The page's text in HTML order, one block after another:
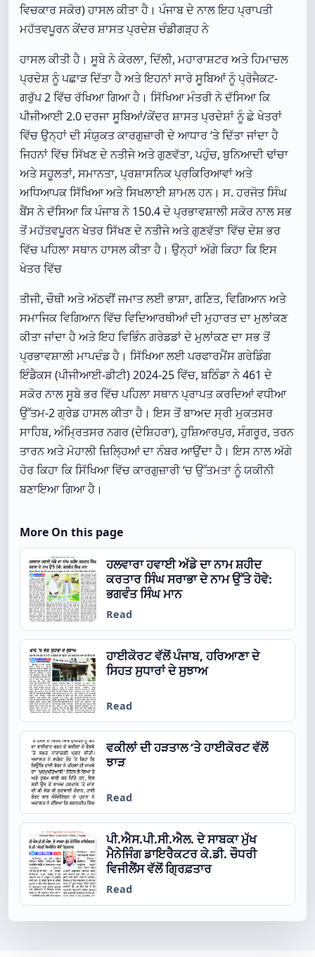
ਵਿਚਕਾਰ ਸਕੋਰ) ਹਾਸਲ ਕੀਤਾ ਹੈ। ਪੰਜਾਬ ਦੇ ਨਾਲ ਇਹ ਪ੍ਰਾਪਤੀ
ਮਹੱਤਵਪੂਰਨ ਕੇਂਦਰ ਸ਼ਾਸਤ ਪ੍ਰਦੇਸ਼ ਚੰਡੀਗੜ੍ਹ ਨੇ
ਹਾਸਲ ਕੀਤੀ ਹੈ। ਸੂਬੇ ਨੇ ਕੇਰਲਾ, ਦਿੱਲੀ, ਮਹਾਰਾਸ਼ਟਰ ਅਤੇ ਹਿਮਾਚਲ
ਪ੍ਰਦੇਸ਼ ਨੂੰ ਪਛਾੜ ਦਿੱਤਾ ਹੈ ਅਤੇ ਇਹਨਾਂ ਸਾਰੇ ਸੂਬਿਆਂ ਨੂੰ ਪ੍ਰੋਜੈਕਟ-
ਗਰੁੱਪ 2 ਵਿੱਚ ਰੱਖਿਆ ਗਿਆ ਹੈ। ਸਿੱਖਿਆ ਮੰਤਰੀ ਨੇ ਦੱਸਿਆ ਕਿ
ਪੀਜੀਆਈ 2.0 ਦਰਜਾ ਸੂਬਿਆਂ/ਕੇਂਦਰ ਸ਼ਾਸਤ ਪ੍ਰਦੇਸ਼ਾਂ ਨੂੰ ਛੇ ਖੇਤਰਾਂ
ਵਿੱਚ ਉਨ੍ਹਾਂ ਦੀ ਸੰਯੁਕਤ ਕਾਰਗੁਜ਼ਾਰੀ ਦੇ ਆਧਾਰ ‘ਤੇ ਦਿੱਤਾ ਜਾਂਦਾ ਹੈ
ਜਿਹਨਾਂ ਵਿੱਚ ਸਿੱਖਣ ਦੇ ਨਤੀਜੇ ਅਤੇ ਗੁਣਵੱਤਾ, ਪਹੁੰਚ, ਬੁਨਿਆਦੀ ਢਾਂਚਾ
ਅਤੇ ਸਹੂਲਤਾਂ, ਸਮਾਨਤਾ, ਪ੍ਰਸ਼ਾਸਨਿਕ ਪ੍ਰਕਿਰਿਆਵਾਂ ਅਤੇ
ਅਧਿਆਪਕ ਸਿੱਖਿਆ ਅਤੇ ਸਿਖਲਾਈ ਸ਼ਾਮਲ ਹਨ। ਸ. ਹਰਜੋਤ ਸਿੰਘ
ਬੈਂਸ ਨੇ ਦੱਸਿਆ ਕਿ ਪੰਜਾਬ ਨੇ 150.4 ਦੇ ਪ੍ਰਭਾਵਸ਼ਾਲੀ ਸਕੋਰ ਨਾਲ ਸਭ
ਤੋਂ ਮਹੱਤਵਪੂਰਨ ਖੇਤਰ ਸਿੱਖਣ ਦੇ ਨਤੀਜੇ ਅਤੇ ਗੁਣਵੱਤਾ ਵਿੱਚ ਦੇਸ਼ ਭਰ
ਵਿੱਚ ਪਹਿਲਾ ਸਥਾਨ ਹਾਸਲ ਕੀਤਾ ਹੈ। ਉਨ੍ਹਾਂ ਅੱਗੇ ਕਿਹਾ ਕਿ ਇਸ
ਖੇਤਰ ਵਿੱਚ
ਤੀਜੀ, ਚੌਥੀ ਅਤੇ ਅੱਠਵੀਂ ਜਮਾਤ ਲਈ ਭਾਸ਼ਾ, ਗਣਿਤ, ਵਿਗਿਆਨ ਅਤੇ
ਸਮਾਜਿਕ ਵਿਗਿਆਨ ਵਿੱਚ ਵਿਦਿਆਰਥੀਆਂ ਦੀ ਮੁਹਾਰਤ ਦਾ ਮੁਲਾਂਕਣ
ਕੀਤਾ ਜਾਂਦਾ ਹੈ ਅਤੇ ਇਹ ਵਿਭਿੰਨ ਗਰੇਡਡਾਂ ਦੇ ਮੁਲਾਂਕਣ ਦਾ ਸਭ ਤੋਂ
ਪ੍ਰਭਾਵਸ਼ਾਲੀ ਮਾਪਦੰਡ ਹੈ। ਸਿੱਖਿਆ ਲਈ ਪਰਫਾਰਮੈਂਸ ਗਰੇਡਿੰਗ
ਇੰਡੈਕਸ (ਪੀਜੀਆਈ-ਡੀਟੀ) 2024-25 ਵਿੱਚ, ਬਠਿੰਡਾ ਨੇ 461 ਦੇ
ਸਕੋਰ ਨਾਲ ਸੂਬੇ ਭਰ ਵਿੱਚ ਪਹਿਲਾ ਸਥਾਨ ਪ੍ਰਾਪਤ ਕਰਦਿਆਂ ਵਧੀਆ
ਉੱਤਮ-2 ਗ੍ਰੇਡ ਹਾਸਲ ਕੀਤਾ ਹੈ। ਇਸ ਤੋਂ ਬਾਅਦ ਸ੍ਰੀ ਮੁਕਤਸਰ
ਸਾਹਿਬ, ਅੰਮ੍ਰਿਤਸਰ ਨਗਰ (ਦੇਸ਼ਿਹਰਾ), ਹੁਸ਼ਿਆਰਪੁਰ, ਸੰਗਰੂਰ, ਤਰਨ
ਤਾਰਨ ਅਤੇ ਮੋਹਾਲੀ ਜ਼ਿਲ੍ਹਿਆਂ ਦਾ ਨੰਬਰ ਆਉਂਦਾ ਹੈ। ਇਸ ਨਾਲ ਅੱਗੇ
ਹੋਰ ਕਿਹਾ ਕਿ ਸਿੱਖਿਆ ਵਿੱਚ ਕਾਰਗੁਜ਼ਾਰੀ ‘ਚ ਉੱਤਮਤਾ ਨੂੰ ਯਕੀਨੀ
ਬਣਾਇਆ ਗਿਆ ਹੈ।
More On this page
ਹਲਵਾਰਾ ਹਵਾਈ ਅੱਡੇ ਦਾ ਨਾਮ ਸ਼ਹੀਦ
ਕਰਤਾਰ ਸਿੰਘ ਸਰਾਭਾ ਦੇ ਨਾਮ ਉੱਤੇ ਹੋਵੇ:
ਭਗਵੰਤ ਸਿੰਘ ਮਾਨ
Read
ਹਾਈਕੋਰਟ ਵੱਲੋਂ ਪੰਜਾਬ, ਹਰਿਆਣਾ ਦੇ
ਸਿਹਤ ਸੁਧਾਰਾਂ ਦੇ ਸੁਝਾਅ
Read
ਵਕੀਲਾਂ ਦੀ ਹੜਤਾਲ ‘ਤੇ ਹਾਈਕੋਰਟ ਵੱਲੋਂ
ਝਾੜ
Read
ਪੀ.ਐਸ.ਪੀ.ਸੀ.ਐਲ. ਦੇ ਸਾਬਕਾ ਮੁੱਖ
ਮੈਨੇਜਿੰਗ ਡਾਇਰੈਕਟਰ ਕੇ.ਡੀ. ਚੌਧਰੀ
ਵਿਜੀਲੈਂਸ ਵੱਲੋਂ ਗ੍ਰਿਫ਼ਤਾਰ
Read